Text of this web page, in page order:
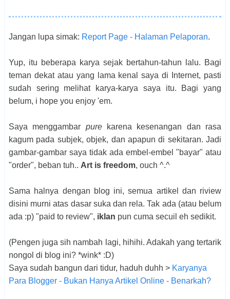
Jangan lupa simak: Report Page - Halaman Pelaporan.
Yup, itu beberapa karya sejak bertahun-tahun lalu. Bagi
teman dekat atau yang lama kenal saya di Internet, pasti
sudah sering melihat karya-karya saya itu. Bagi yang
belum, i hope you enjoy 'em.
Saya menggambar purekarena kesenangan dan rasa
kagum pada subjek, objek, dan apapun di sekitaran. Jadi
gambar-gambar saya tidak ada embel-embel "bayar" atau
"order", beban tuh.. Art is freedom, ouch ^.^
Sama halnya dengan blog ini, semua artikel dan riview
disini murni atas dasar suka dan rela. Tak ada (atau belum
ada :p) "paid to review", iklan pun cuma secuil eh sedikit.
(Pengen juga sih nambah lagi, hihihi. Adakah yang tertarik
nongol di blog ini? *wink* :D)
Saya sudah bangun dari tidur, haduh duhh > Karyanya
Para Blogger - Bukan Hanya Artikel Online - Benarkah?